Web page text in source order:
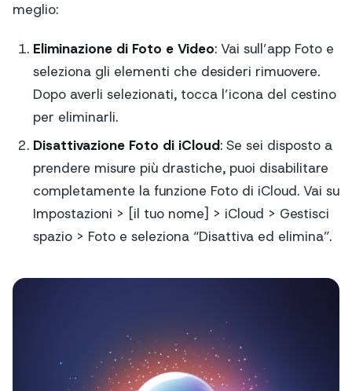
meglio:
Eliminazione di Foto e Video: Vai sull’app Foto e
seleziona gli elementi che desideri rimuovere.
Dopo averli selezionati, tocca l’icona del cestino
per eliminarli.
Disattivazione Foto di iCloud: Se sei disposto a
prendere misure più drastiche, puoi disabilitare
completamente la funzione Foto di iCloud. Vai su
Impostazioni > [il tuo nome] > iCloud > Gestisci
spazio > Foto e seleziona “Disattiva ed elimina”.